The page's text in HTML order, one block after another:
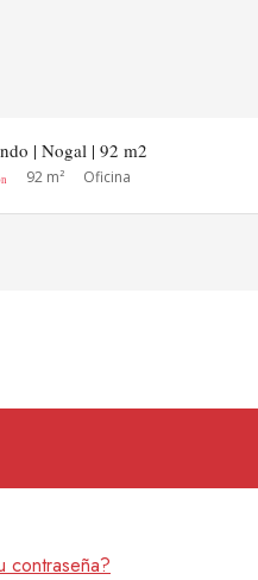
| Nogal | 92 m2
92 m² Oficina
contraseña?